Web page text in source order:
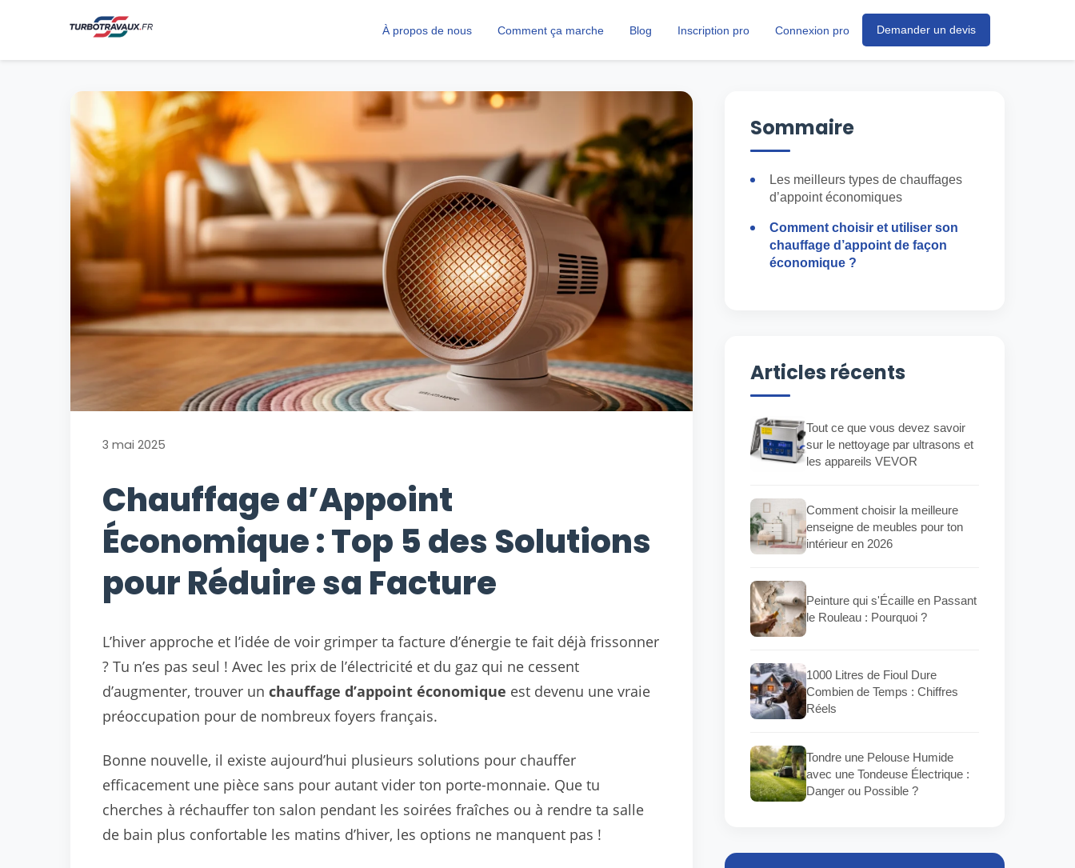
À propos de nous Comment ça marche Blog Inscription pro Connexion pro Demander un devis
3 mai 2025
Chauffage d’Appoint
Économique : Top 5 des Solutions
pour Réduire sa Facture
L’hiver approche et l’idée de voir grimper ta facture d’énergie te fait déjà frissonner
? Tu n’es pas seul ! Avec les prix de l’électricité et du gaz qui ne cessent
d’augmenter, trouver un chauffage d’appoint économique est devenu une vraie
préoccupation pour de nombreux foyers français.
Bonne nouvelle, il existe aujourd’hui plusieurs solutions pour chauffer
efficacement une pièce sans pour autant vider ton porte-monnaie. Que tu
cherches à réchauffer ton salon pendant les soirées fraîches ou à rendre ta salle
de bain plus confortable les matins d’hiver, les options ne manquent pas !
Sommaire
Les meilleurs types de chauffages
d’appoint économiques
Comment choisir et utiliser son
chauffage d’appoint de façon
économique ?
Articles récents
Tout ce que vous devez savoir
sur le nettoyage par ultrasons et
les appareils VEVOR
Comment choisir la meilleure
enseigne de meubles pour ton
intérieur en 2026
Peinture qui s'Écaille en Passant
le Rouleau : Pourquoi ?
1000 Litres de Fioul Dure
Combien de Temps : Chiffres
Réels
Tondre une Pelouse Humide
avec une Tondeuse Électrique :
Danger ou Possible ?